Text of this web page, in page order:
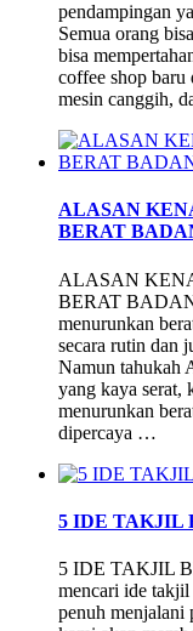
pendampingan
Semua orang
bisa
coffee shop
mesin canggih,
ALASAN
BERAT
ALASAN
BERAT
menurunkan
secara rutin dan
Namun tahukah
yang kaya serat,
menurunkan
dipercaya …
5 IDE TAKJIL
5 IDE TAKJIL
mencari ide takjil
penuh menjalani